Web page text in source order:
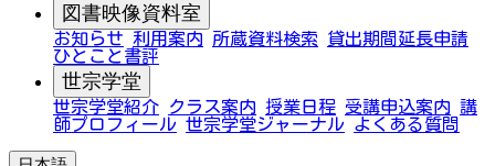
図書映像資料室
お知らせ 利用案内 所蔵資料検索
貸出期間延長申請
ひとこと書評
世宗学堂
世宗学堂紹介 クラス案内 授業日程 受講申込案内 講
師プロフィール 世宗学堂ジャーナル よくある質問